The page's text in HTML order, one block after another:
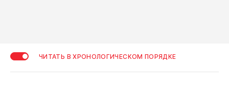
ЧИТАТЬ В ХРОНОЛОГИЧЕСКОМ ПОРЯДКЕ